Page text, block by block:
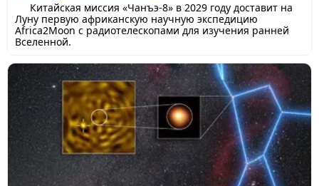
Китайская миссия «Чанъэ-8» в 2029 году доставит на
Луну первую африканскую научную экспедицию
Africa2Moon с радиотелескопами для изучения ранней
Вселенной.